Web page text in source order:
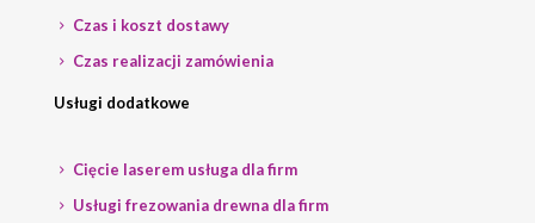
Czas i koszt dostawy
Czas realizacji zamówienia
Usługi dodatkowe
Cięcie laserem usługa dla firm
Usługi frezowania drewna dla firm